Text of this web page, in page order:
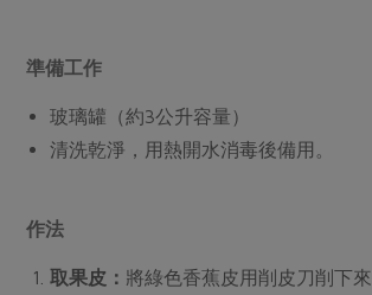
準備工作
玻璃罐（約3公升容量）
清洗乾淨，用熱開水消毒後備用。
作法
取果皮： 將綠色香蕉皮用削皮刀削下